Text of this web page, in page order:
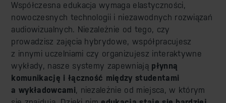
Współczesna edukacja wymaga elastyczności,
nowoczesnych technologii i niezawodnych rozwiązań
audiowizualnych. Niezależnie od tego, czy
prowadzisz zajęcia hybrydowe, współpracujesz
z innymi uczelniami czy organizujesz interaktywne
wykłady, nasze systemy zapewniają płynną
komunikację i łączność między studentami
a wykładowcami, niezależnie od miejsca, w którym